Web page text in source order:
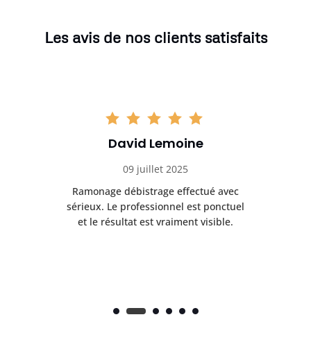
Les avis de nos clients satisfaits
David Lemoine
09 juillet 2025
Ramonage débistrage effectué avec
sérieux. Le professionnel est ponctuel
et le résultat est vraiment visible.